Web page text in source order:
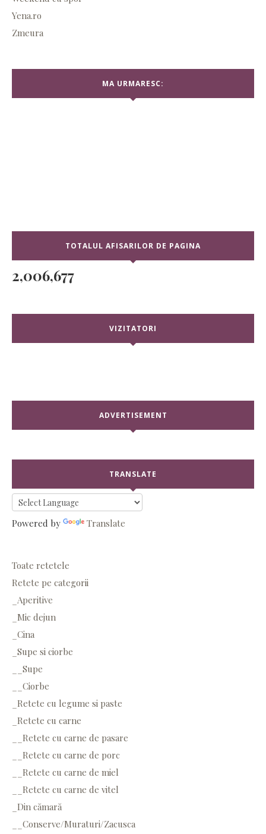
Yena.ro
Zmeura
MA URMARESC:
TOTALUL AFISARILOR DE PAGINA
2,006,677
VIZITATORI
ADVERTISEMENT
TRANSLATE
Powered by Translate
Toate retetele
Retete pe categorii
_Aperitive
_Mic dejun
_Cina
_Supe si ciorbe
__Supe
__Ciorbe
_Retete cu legume si paste
_Retete cu carne
__Retete cu carne de pasare
__Retete cu carne de porc
__Retete cu carne de miel
__Retete cu carne de vitel
_Din cămară
__Conserve/Muraturi/Zacusca